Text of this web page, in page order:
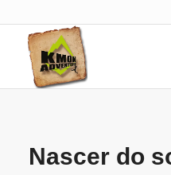
Nascer do